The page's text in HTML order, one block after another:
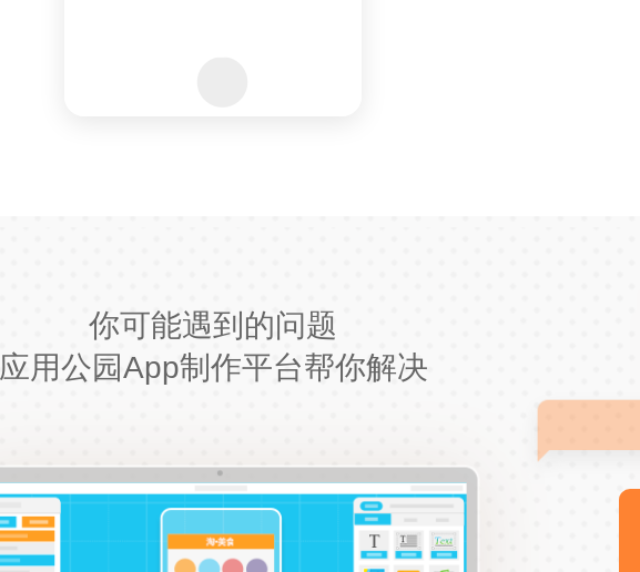
你可能遇到的问题
应用公园App制作平台帮你解决